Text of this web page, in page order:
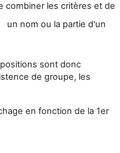
combiner les critères et de
un nom ou la partie d'un
sont donc
de groupe, les
en fonction de la 1er